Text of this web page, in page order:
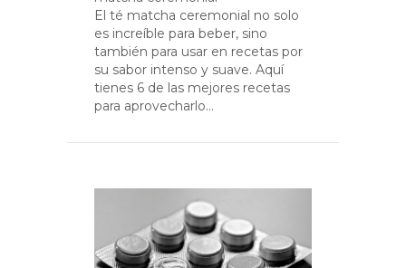
El té matcha ceremonial no solo
es increíble para beber, sino
también para usar en recetas por
su sabor intenso y suave. Aquí
tienes 6 de las mejores recetas
para aprovecharlo…